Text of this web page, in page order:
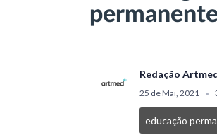
Redação
25 de Mai, 2021 •
educação